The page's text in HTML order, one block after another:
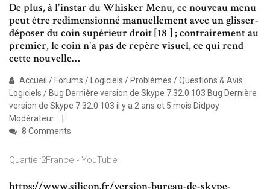
De plus, à l'instar du Whisker Menu, ce nouveau menu
peut être redimensionné manuellement avec un glisser-
déposer du coin supérieur droit [18 ] ; contrairement au
premier, le coin n'a pas de repère visuel, ce qui rend
cette nouvelle…
Accueil / Forums / Logiciels / Problèmes / Questions & Avis
Logiciels / Bug Dernière version de Skype 7.32.0.103 Bug Dernière
version de Skype 7.32.0.103 il y a 2 ans et 5 mois Didpoy
Modérateur
8 Comments
Quartier2France - YouTube